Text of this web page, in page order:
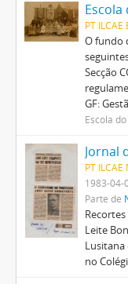
Escola
PT ILCAE
O fundo
Secção
GF:
Escola
PT
1983-04-
Parte de
Leite
no